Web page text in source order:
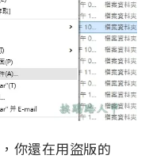
你還在用盜版的